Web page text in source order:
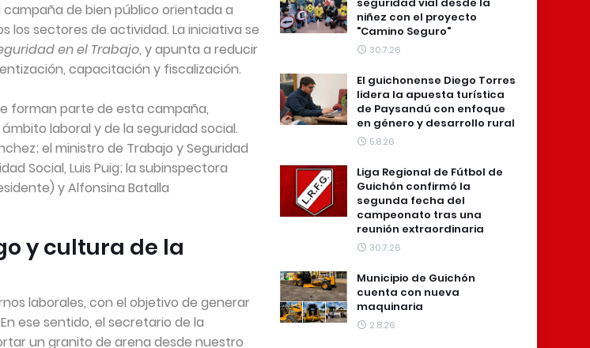
campaña de bien público orientada a
los sectores de actividad. La iniciativa se
en el Trabajo, y apunta a reducir
capacitación y fiscalización.
forman parte de esta campaña,
laboral y de la seguridad social.
el ministro de Trabajo y Seguridad
Social, Luis Puig; la subinspectora
y Alfonsina Batalla
y cultura de la
laborales, con el objetivo de generar
ese sentido, el secretario de la
un granito de arena desde nuestro
niñez con el proyecto
"Camino Seguro"
30.7.26
El guichonense Diego Torres
lidera la apuesta turística
de Paysandú con enfoque
en género y desarrollo rural
5.8.26
Liga Regional de Fútbol de
Guichón confirmó la
segunda fecha del
campeonato tras una
reunión extraordinaria
30.7.26
Municipio de Guichón
cuenta con nueva
maquinaria
2.8.26